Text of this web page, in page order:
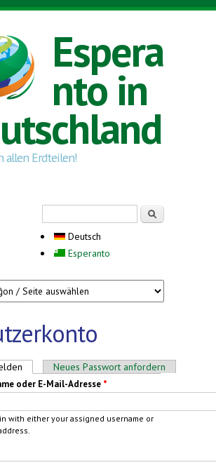
Espera
nto in
allen Erdteilen!
Deutsch
Esperanto
Reiter(aktiver Reiter)
Neues Passwort anfordern
oder E-Mail-Adresse *
with either your assigned username or